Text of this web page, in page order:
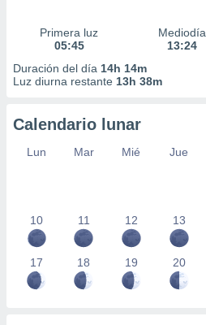
Primera luz
05:45
Mediodía
13:24
Duración del día 14h 14m
Luz diurna restante 13h 38m
Calendario lunar
Lun Mar Mié Jue
10 11 12 13
17 18 19 20